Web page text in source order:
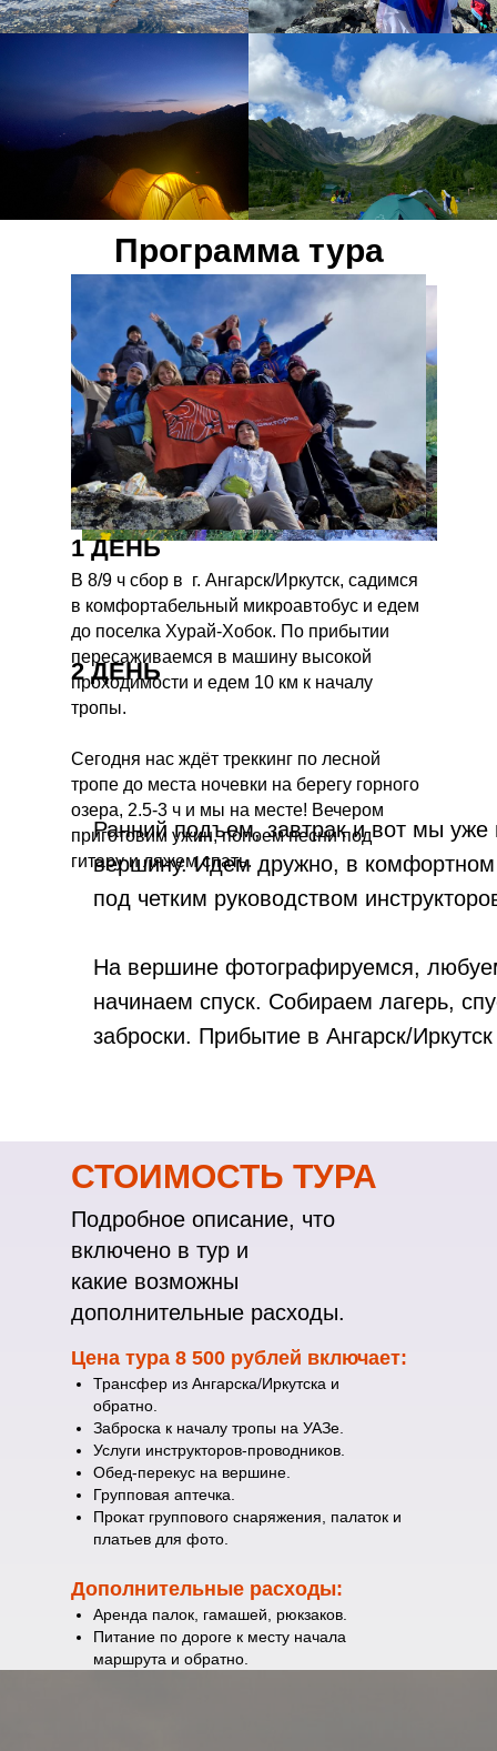
Программа тура
1 ДЕНЬ
В 8/9 ч сбор в г. Ангарск/Иркутск, садимся
в комфортабельный микроавтобус и едем
до поселка Хурай-Хобок. По прибытии
пересаживаемся в машину высокой
проходимости и едем 10 км к началу
тропы.
Сегодня нас ждёт треккинг по лесной
тропе до места ночевки на берегу горного
озера, 2.5-3 ч и мы на месте! Вечером
приготовим ужин, попоем песни под
гитару и ляжем спать.
2 ДЕНЬ
Ранний подъем, завтрак и вот мы
вершину. Идем дружно, в
под четким руководством
На вершине фотографируемся,
начинаем спуск. Собираем лагерь,
заброски. Прибытие в Ангарск/
Трансфер из Ангарска/Иркутска и
обратно.
Заброска к началу тропы на УАЗе.
Услуги инструкторов-проводников.
Обед-перекус на вершине.
Групповая аптечка.
Прокат группового снаряжения, палаток и
платьев для фото.
Аренда палок, гамашей, рюкзаков.
Питание по дороге к месту начала
маршрута и обратно.
Цена тура 8 500 рублей включает:
Дополнительные расходы:
СТОИМОСТЬ ТУРА
Подробное описание, что
включено в тур и
какие возможны
дополнительные расходы.